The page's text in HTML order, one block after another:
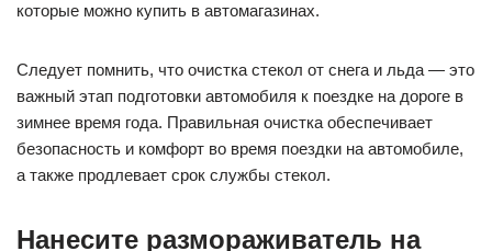
которые можно купить в автомагазинах.
Следует помнить, что очистка стекол от снега и льда — это
важный этап подготовки автомобиля к поездке на дороге в
зимнее время года. Правильная очистка обеспечивает
безопасность и комфорт во время поездки на автомобиле,
а также продлевает срок службы стекол.
Нанесите размораживатель на